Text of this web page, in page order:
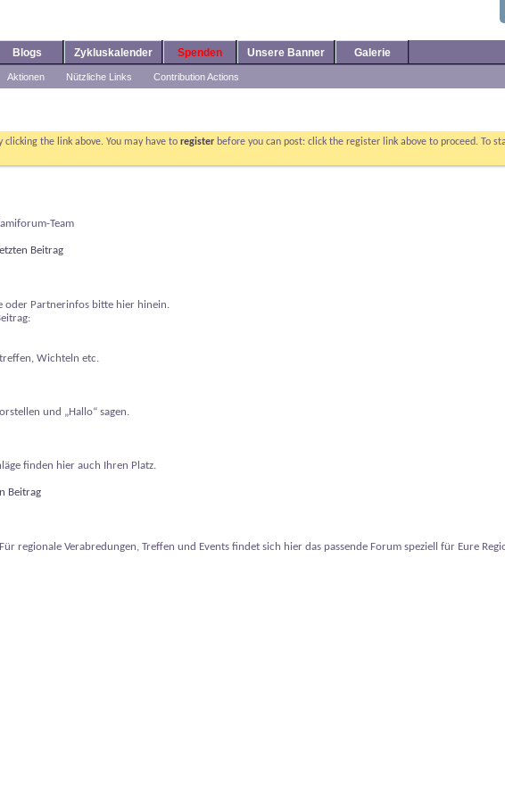
Aktionen Nützliche Links Contribution Actions
Blogs Zykluskalender Spenden Unsere Banner Galerie
clicking the link above. You may have to register before you can post: click the register link above to proceed. To
Team
oder Partnerinfos bitte hier hinein.
Wichteln etc.
und „Hallo“ sagen.
finden hier auch Ihren Platz.
regionale Verabredungen, Treffen und Events findet sich hier das passende Forum speziell für Eure